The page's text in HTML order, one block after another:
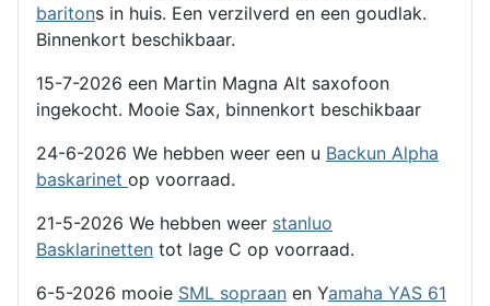
baritons in huis. Een verzilverd en een goudlak.
Binnenkort beschikbaar.
15-7-2026 een Martin Magna Alt saxofoon
ingekocht. Mooie Sax, binnenkort beschikbaar
24-6-2026 We hebben weer een u Backun Alpha
baskarinet op voorraad.
21-5-2026 We hebben weer stanluo
Basklarinetten tot lage C op voorraad.
6-5-2026 mooie SML sopraan en Yamaha YAS 61